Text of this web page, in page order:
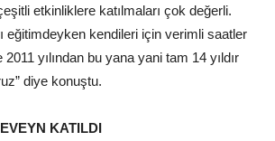
etkinliklere katılmaları çok değerli.
eğitimdeyken kendileri için verimli saatler
yılından bu yana yani tam 14 yıldır
diye konuştu.
KATILDI